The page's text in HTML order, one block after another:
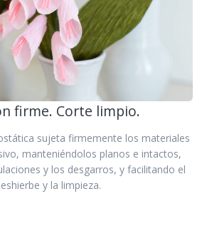
firme. Corte limpio.
sujeta firmemente los materiales
manteniéndolos planos e intactos,
y los desgarros, y facilitando el
y la limpieza.